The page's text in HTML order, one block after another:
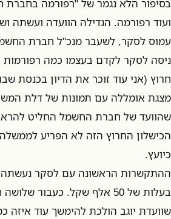
בסיפור הלא נגמר של "רפורמה בחברת
ועוד רפורמה. הגדילה הוועדה ועשתה
עמוס לסקר, לשעבר מנכ"ל חברת
ניסה לסקר לקדם בעצמו כמה רפורמות
חרוץ (אני עוד זוכר את הדיון בכנסת
מצגת אומללה עם תמונות של דלת
שהוועד של חברת החשמל החליט
הכישלון החרוץ הזה לא הפריע
כיועץ.
ההתקשרות הראשונה עם לסקר
בעלות של 50 אלף שקל. כעבור
שוועדת יוגב הולכת להימשך עוד איזה